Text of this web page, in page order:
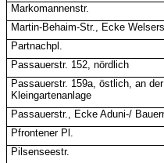
Markomannenstr.
Martin-Behaim-Str., Ecke
Partnachpl.
Passauerstr. 152, nördlich
Passauerstr. 159a, östlich, an der
Kleingartenanlage
Passauerstr., Ecke Aduni-/
Pfrontener Pl.
Pilsenseestr.